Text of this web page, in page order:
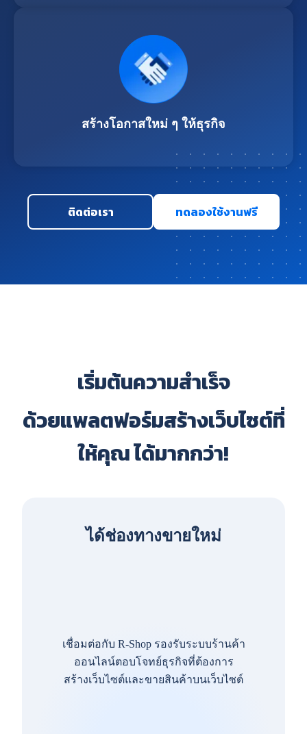
สร้างโอกาสใหม่ ๆ ให้ธุรกิจ
ติดต่อเรา ทดลองใช้งานฟรี
เริ่มต้นความสำเร็จ
ด้วยแพลตฟอร์มสร้างเว็บไซต์ที่
ให้คุณ ได้มากกว่า!
ได้ช่องทางขายใหม่
เชื่อมต่อกับ R-Shop รองรับระบบร้านค้า
ออนไลน์ตอบโจทย์ธุรกิจที่ต้องการ
สร้างเว็บไซต์และขายสินค้าบนเว็บไซต์